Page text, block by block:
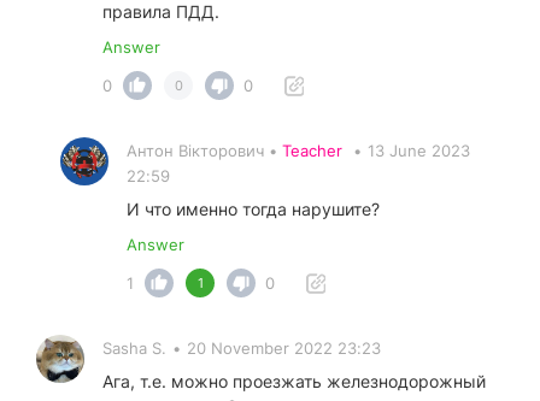
правила ПДД.
Answer
0
0 0
Антон Вікторович • Teacher • 13 June 2023
22:59
И что именно тогда нарушите?
Answer
1
1 0
Sasha S. • 20 November 2022 23:23
Ага, т.е. можно проезжать железнодорожный